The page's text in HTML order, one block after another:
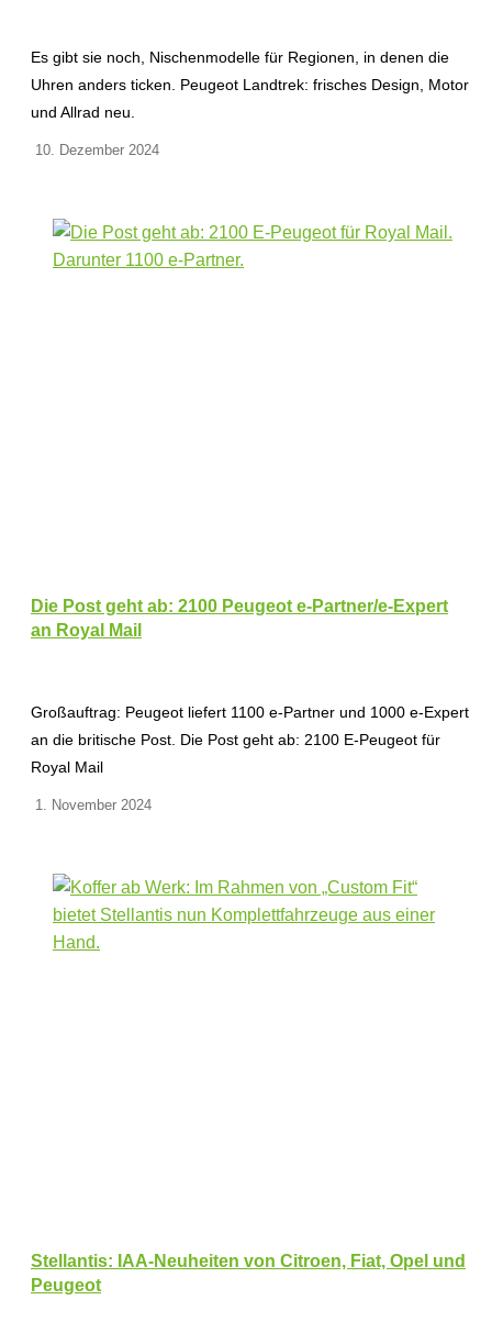
Es gibt sie noch, Nischenmodelle für Regionen, in denen die
Uhren anders ticken. Peugeot Landtrek: frisches Design, Motor
und Allrad neu.
10. Dezember 2024
Die Post geht ab: 2100 Peugeot e-Partner/e-Expert
an Royal Mail
Großauftrag: Peugeot liefert 1100 e-Partner und 1000 e-Expert
an die britische Post. Die Post geht ab: 2100 E-Peugeot für
Royal Mail
1. November 2024
Stellantis: IAA-Neuheiten von Citroen, Fiat, Opel und
Peugeot